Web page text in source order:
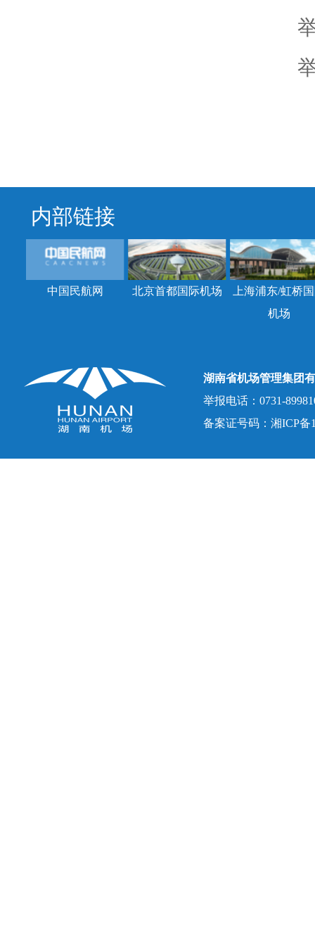
内部链接
中国民航网 北京首都国际机场
上海浦东/虹桥
机场
湖南省机场管理集团
举报电话：0731-
备案证号码：湘ICP备